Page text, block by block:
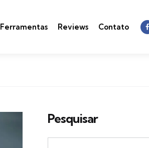
Ferramentas Reviews Contato
Pesquisar